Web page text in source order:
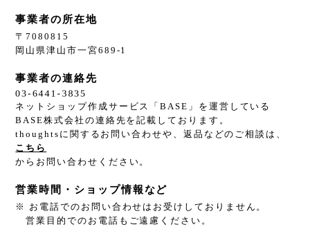
事業者の所在地
〒7080815
岡山県津山市一宮689-1
事業者の連絡先
ネットショップ作成サービス「BASE」を運営している
BASE株式会社の連絡先を記載しております。
thoughtsに関するお問い合わせや、返品などのご相談は、
こちら
からお問い合わせください。
営業時間・ショップ情報など
※ お電話でのお問い合わせはお受けしておりません。
営業目的でのお電話もご遠慮ください。